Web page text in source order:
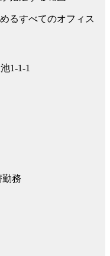
るすべてのオフィス
1-1-1
勤務